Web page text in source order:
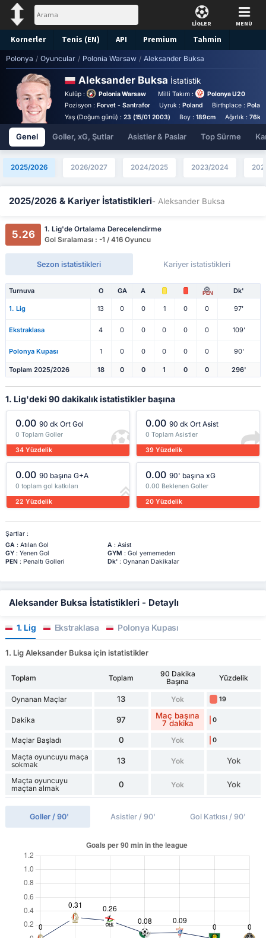
LİGLER MENÜ
Kornerler Tenis (EN) API Premium Tahmin
Polonya / Oyuncular / Polonia Warsaw / Aleksander Buksa
Aleksander Buksa İstatistik
Kulüp : Polonia Warsaw Milli Takım :
Polonya U20
Pozisyon : Forvet - Santrafor Uyruk :Poland Birthplace :
Yaş (Doğum günü) : 23 (15/01 2003) Boy :189cm Ağırlık : 76kg
Genel Goller, xG, Şutlar Asistler & Paslar Top Sürme
2025/2026 2026/2027 2024/2025 2023/2024
2025/2026 & Kariyer İstatistikleri- Aleksander Buksa
5.26
1. Lig'de Ortalama Derecelendirme
Gol Sıralaması : -1 / 416 Oyuncu
Sezon istatistikleri Kariyer istatistikleri
Turnuva O GA A PEN Dk'
1. Lig 13 0 0 1 0 0 97'
Ekstraklasa 4 0 0 0 0 0 109'
Polonya Kupası 1 0 0 0 0 0 90'
Toplam 2025/2026 18 0 0 1 0 0 296'
1. Lig'deki 90 dakikalık istatistikler başına
0.00 90 dk Ort Gol
0 Toplam Goller
34 Yüzdelik
0.00 90 dk Ort Asist
0 Toplam Asistler
39 Yüzdelik
0.00 90 başına G+A
0 toplam gol katkıları
22 Yüzdelik
0.00 90' başına xG
0.00 Beklenen Goller
20 Yüzdelik
Şartlar :
GA: Atılan Gol A: Asist
GY: Yenen Gol GYM : Gol yememeden
PEN: Penaltı Golleri Dk': Oynanan Dakikalar
Aleksander Buksa İstatistikleri - Detaylı
1. Lig Ekstraklasa Polonya Kupası
1. Lig Aleksander Buksa için istatistikler
Toplam Toplam
90 Dakika
Başına
Yüzdelik
Oynanan Maçlar 13 Yok 19
Dakika 97
Maç başına
7 dakika
0
Maçlar Başladı 0 Yok 0
Maçta oyuncuyu maça
sokmak
13 Yok Yok
Maçta oyuncuyu
maçtan almak
0 Yok Yok
Goller / 90' Asistler / 90' Gol Katkısı / 90'